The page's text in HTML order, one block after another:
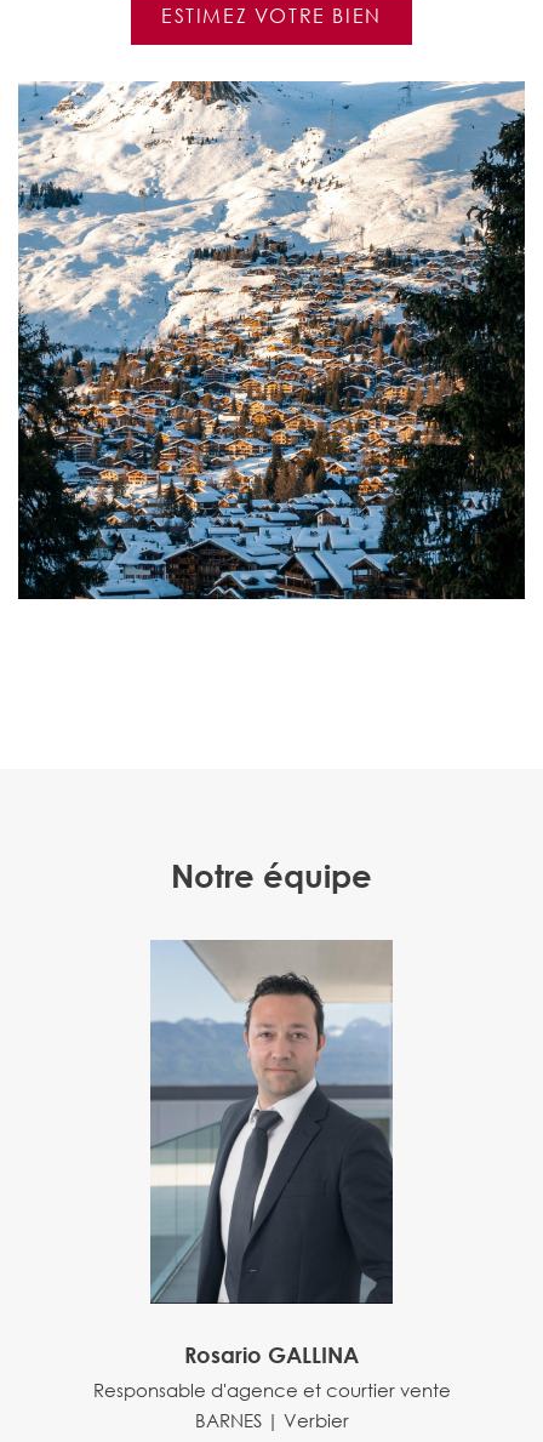
ESTIMEZ VOTRE BIEN
Notre équipe
Rosario GALLINA
Responsable d'agence et courtier vente
BARNES | Verbier